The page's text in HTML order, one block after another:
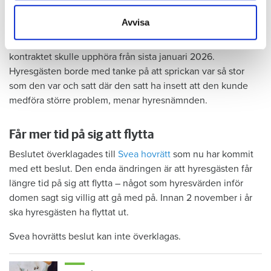
samlat in när du har använt deras tjänster.
Avvisa
skadorna inte blivit lika omfattande och dyra att åtgärda,
Hyresnämndengick på värdens linje och beslutade att
kontraktet skulle upphöra från sista januari 2026.
Hyresgästen borde med tanke på att sprickan var så stor
som den var och satt där den satt ha insett att den kunde
medföra större problem, menar hyresnämnden.
Får mer tid på sig att flytta
Beslutet överklagades till Svea hovrätt som nu har kommit
med ett beslut. Den enda ändringen är att hyresgästen får
längre tid på sig att flytta – något som hyresvärden inför
domen sagt sig villig att gå med på. Innan 2 november i år
ska hyresgästen ha flyttat ut.
Svea hovrätts beslut kan inte överklagas.